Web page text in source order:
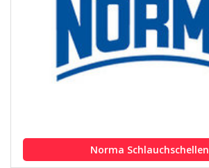
Norma Schlauchschellen